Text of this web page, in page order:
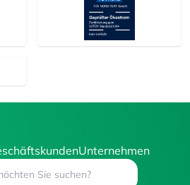
Unternehmen